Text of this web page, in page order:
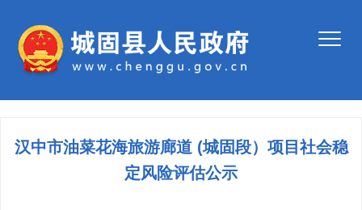
汉中市油菜花海旅游廊道 (城固段）项目社会稳
定风险评估公示